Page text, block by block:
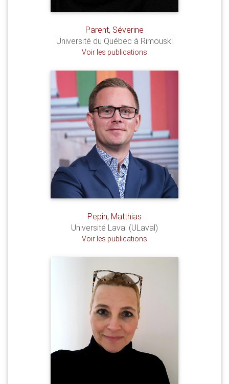
Parent, Séverine
Université du Québec à Rimouski
Voir les publications
Pepin, Matthias
Université Laval (ULaval)
Voir les publications